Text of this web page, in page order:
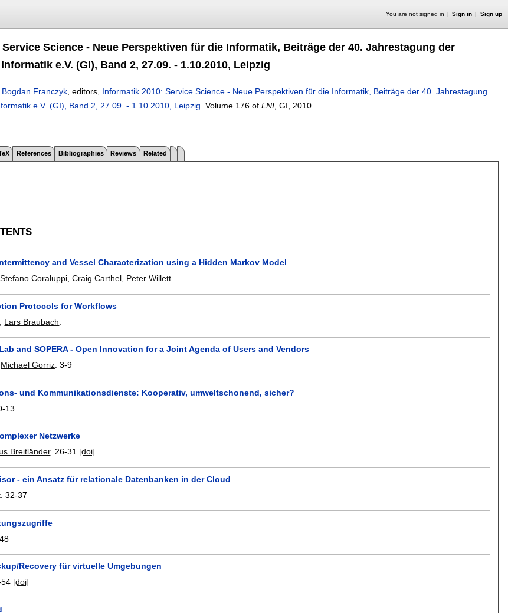
You are not signed in Sign in Sign up
Science - Neue Perspektiven für die Informatik, Beiträge der 40. Jahrestagung der
e.V. (GI), Band 2, 27.09. - 1.10.2010, Leipzig
Bogdan Franczyk , editors, Informatik 2010: Service Science - Neue Perspektiven für die Informatik, Beiträge der 40. Jahrestagung
e.V. (GI), Band 2, 27.09. - 1.10.2010, Leipzig Volume 176 of LNI , GI, 2010.
References Bibliographies Reviews Related
and Vessel Characterization using a Hidden Markov Model
,Stefano Coraluppi ,Craig Carthel Peter Willett
Protocols for Workflows
Lars Braubach
and SOPERA - Open Innovation for a Joint Agenda of Users and Vendors
Michael Gorriz.3-9
und Kommunikationsdienste: Kooperativ, umweltschonend, sicher?
13
Netzwerke
Breitländer.26-31 [doi]
- ein Ansatz für relationale Datenbanken in der Cloud
.32-37
Recovery für virtuelle Umgebungen
[doi]